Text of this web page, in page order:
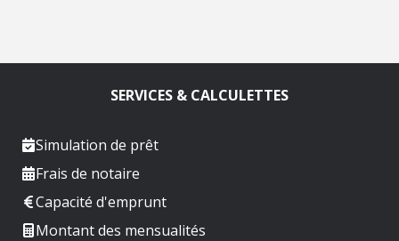
SERVICES & CALCULETTES
Simulation de prêt
Frais de notaire
Capacité d'emprunt
Montant des mensualités